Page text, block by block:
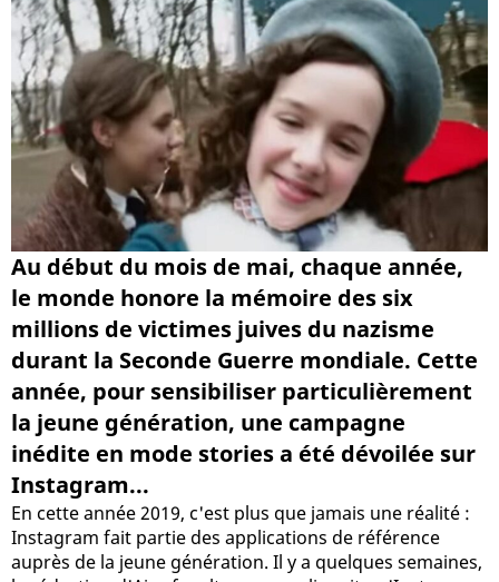
Au début du mois de mai, chaque année,
le monde honore la mémoire des six
millions de victimes juives du nazisme
durant la Seconde Guerre mondiale. Cette
année, pour sensibiliser particulièrement
la jeune génération, une campagne
inédite en mode stories a été dévoilée sur
Instagram...
En cette année 2019, c'est plus que jamais une réalité :
Instagram fait partie des applications de référence
auprès de la jeune génération. Il y a quelques semaines,